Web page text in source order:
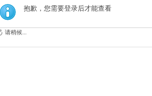
索
抱歉，您需要登录后才能查看
请稍候...